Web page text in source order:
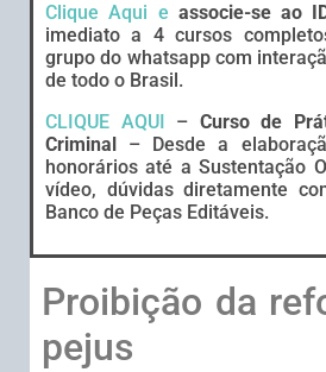
Clique Aqui e associe-se ao
imediato a 4 cursos
grupo do whatsapp com
de todo o Brasil.
CLIQUE AQUI – Curso de
Criminal
– Desde a
honorários até a Sustentação
vídeo, dúvidas diretamente
Banco de Peças Editáveis.
Proibição da
pejus